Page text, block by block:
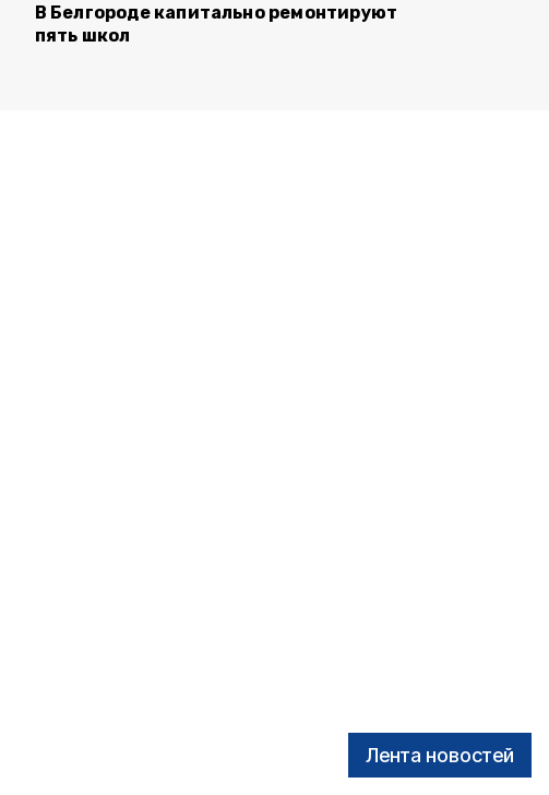
Лента новостей
В Белгороде капитально ремонтируют
пять школ